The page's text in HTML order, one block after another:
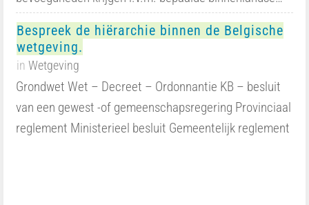
Bespreek de hiërarchie binnen de Belgische
wetgeving.
in Wetgeving
Grondwet Wet – Decreet – Ordonnantie KB – besluit
van een gewest -of gemeenschapsregering Provinciaal
reglement Ministerieel besluit Gemeentelijk reglement